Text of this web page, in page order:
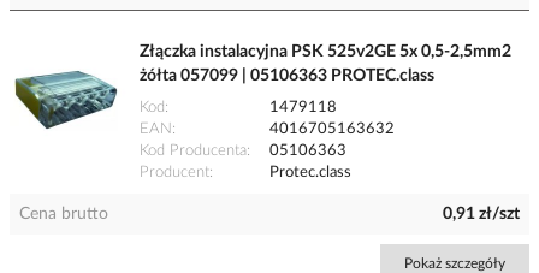
Złączka instalacyjna PSK 525v2GE 5x 0,5-2,5mm2
żółta 057099 | 05106363 PROTEC.class
Kod
1479118
EAN
4016705163632
Kod Producenta
05106363
Producent
Protec.class
Cena brutto 0,91 zł/szt
Pokaż szczegóły